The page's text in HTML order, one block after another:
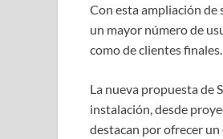
Con esta ampliación de
un mayor número de
como de clientes finales.
La nueva propuesta de
instalación, desde
destacan por ofrecer